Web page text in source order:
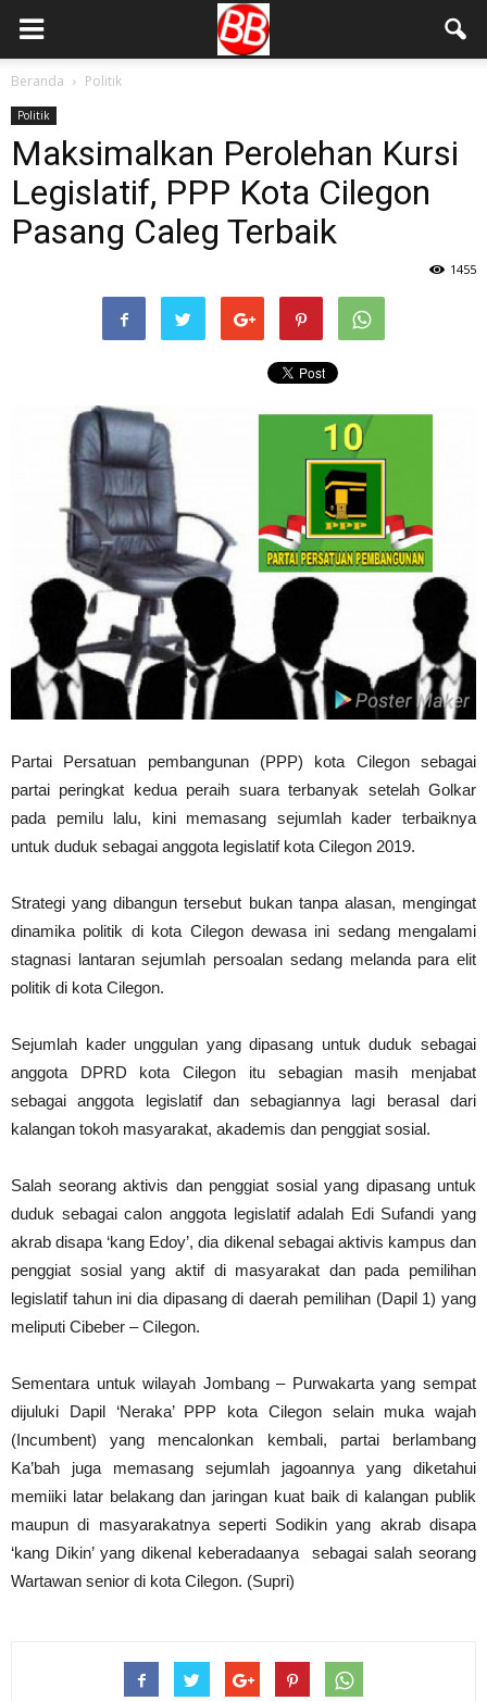
Beranda Politik
Politik
Maksimalkan Perolehan Kursi
Legislatif, PPP Kota Cilegon
Pasang Caleg Terbaik
1455
Partai Persatuan pembangunan (PPP) kota Cilegon sebagai
partai peringkat kedua peraih suara terbanyak setelah Golkar
pada pemilu lalu, kini memasang sejumlah kader terbaiknya
untuk duduk sebagai anggota legislatif kota Cilegon 2019.
Strategi yang dibangun tersebut bukan tanpa alasan, mengingat
dinamika politik di kota Cilegon dewasa ini sedang mengalami
stagnasi lantaran sejumlah persoalan sedang melanda para elit
politik di kota Cilegon.
Sejumlah kader unggulan yang dipasang untuk duduk sebagai
anggota DPRD kota Cilegon itu sebagian masih menjabat
sebagai anggota legislatif dan sebagiannya lagi berasal dari
kalangan tokoh masyarakat, akademis dan penggiat sosial.
Salah seorang aktivis dan penggiat sosial yang dipasang untuk
duduk sebagai calon anggota legislatif adalah Edi Sufandi yang
akrab disapa ‘kang Edoy’, dia dikenal sebagai aktivis kampus dan
penggiat sosial yang aktif di masyarakat dan pada pemilihan
legislatif tahun ini dia dipasang di daerah pemilihan (Dapil 1) yang
meliputi Cibeber – Cilegon.
Sementara untuk wilayah Jombang – Purwakarta yang sempat
dijuluki Dapil ‘Neraka’ PPP kota Cilegon selain muka wajah
(Incumbent) yang mencalonkan kembali, partai berlambang
Ka’bah juga memasang sejumlah jagoannya yang diketahui
memiiki latar belakang dan jaringan kuat baik di kalangan publik
maupun di masyarakatnya seperti Sodikin yang akrab disapa
‘kang Dikin’ yang dikenal keberadaanya sebagai salah seorang
Wartawan senior di kota Cilegon. (Supri)